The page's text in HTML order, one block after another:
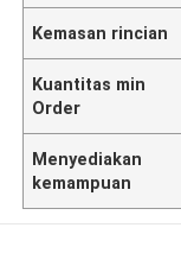
Kemasan rincian
Kuantitas min
Order
Menyediakan
kemampuan